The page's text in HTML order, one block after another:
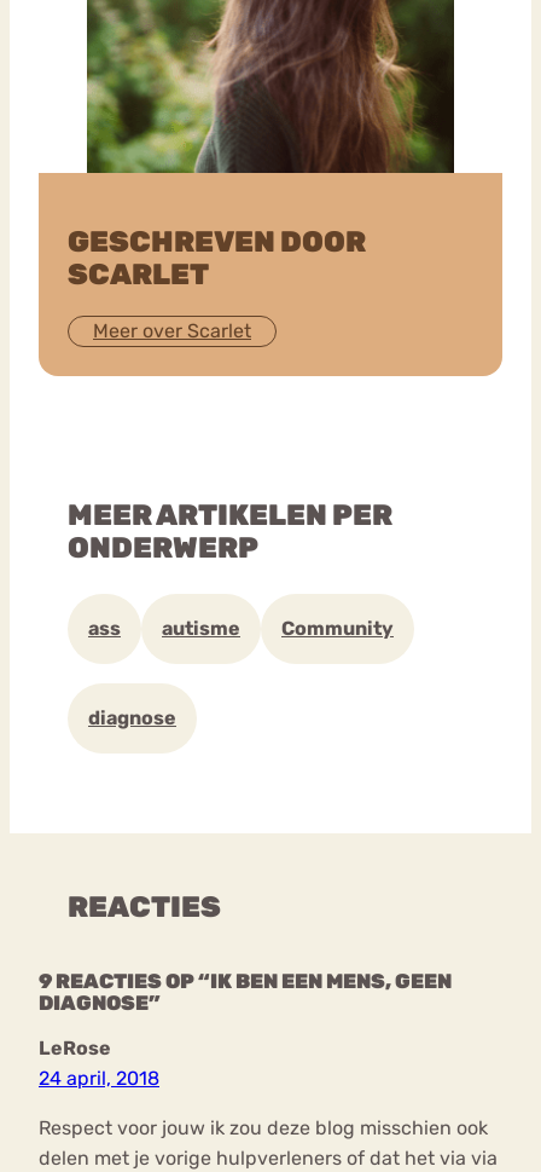
GESCHREVEN DOOR
SCARLET
Meer over Scarlet
MEER ARTIKELEN PER
ONDERWERP
ass autisme Community
diagnose
REACTIES
9 REACTIES OP “IK BEN EEN MENS, GEEN
DIAGNOSE”
LeRose
24 april, 2018
Respect voor jouw ik zou deze blog misschien ook
delen met je vorige hulpverleners of dat het via via